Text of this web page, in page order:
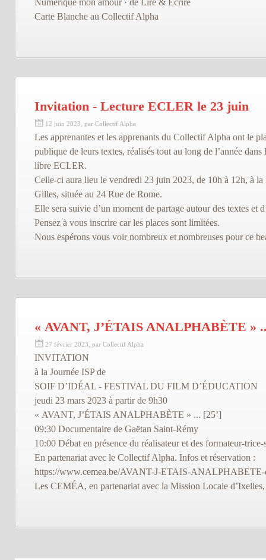
Carte Blanche au Collectif Alpha
Invitation - Lecture ECLER le 23 juin
12 juin 2023, par Collectif Alpha
Les apprenantes et les apprenants du Collectif Alpha ont le
publique de leurs textes, réalisés tout au long de l’année dans
libre ECLER.
Celle-ci aura lieu le vendredi 23 juin 2023, de 10h à 12h, à
Gilles, située au 24 Rue de Rome.
Elle sera suivie d’un moment de partage autour des textes et
Pensez à vous inscrire car les places sont limitées.
Nous espérons vous voir nombreux et nombreuses pour ce
« AVANT, J’ÉTAIS ANALPHABÈTE »
27 février 2023, par Collectif Alpha
INVITATION
à la Journée ISP de
SOIF D’IDÉAL - FESTIVAL DU FILM D’ÉDUCATION
jeudi 23 mars 2023 à partir de 9h30
« AVANT, J’ÉTAIS ANALPHABÈTE » ... [25’]
09:30 Documentaire de Gaëtan Saint-Rémy
10:00 Débat en présence du réalisateur et des formateur-
En partenariat avec le Collectif Alpha. Infos et réservation :
https://www.cemea.be/AVANT-J-ETAIS-ANALPHABETE-
Les CEMÉA, en partenariat avec la Mission Locale